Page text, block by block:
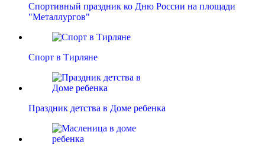
Спортивный праздник ко Дню России на площади
"Металлургов"
Спорт в Тирляне
Праздник детства в Доме ребенка